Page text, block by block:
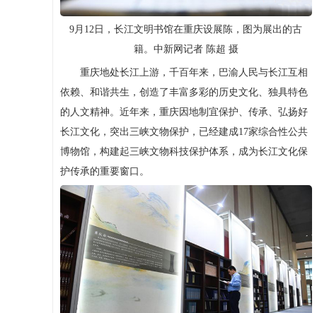
9月12日，长江文明书馆在重庆设展陈，图为展出的古
籍。中新网记者 陈超 摄
重庆地处长江上游，千百年来，巴渝人民与长江互相
依赖、和谐共生，创造了丰富多彩的历史文化、独具特色
的人文精神。近年来，重庆因地制宜保护、传承、弘扬好
长江文化，突出三峡文物保护，已经建成17家综合性公共
博物馆，构建起三峡文物科技保护体系，成为长江文化保
护传承的重要窗口。